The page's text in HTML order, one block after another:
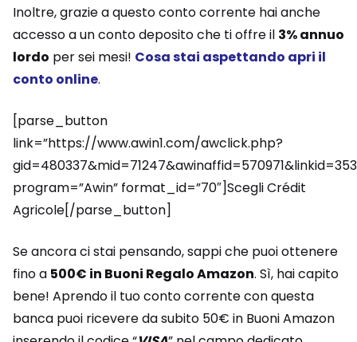
Inoltre, grazie a questo conto corrente hai anche
accesso a un conto deposito che ti offre il 3% annuo
lordo per sei mesi! Cosa stai aspettando apri il
conto online.
[parse_button
link=”https://www.awin1.com/awclick.php?
program=”Awin” format_id=”70″]Scegli Crédit
Agricole[/parse_button]
Se ancora ci stai pensando, sappi che puoi ottenere
fino a 500€ in Buoni Regalo Amazon. Sì, hai capito
bene! Aprendo il tuo conto corrente con questa
banca puoi ricevere da subito 50€ in Buoni Amazon